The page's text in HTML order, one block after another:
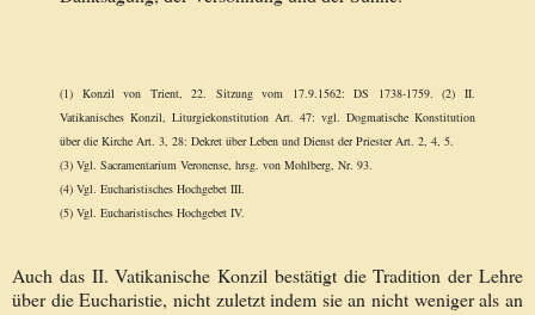
(1) Konzil von Trient, 22. Sitzung vom 17.9.1562: DS 1738-1759.(2) II.
Vatikanisches Konzil, Liturgiekonstitution Art. 47: vgl. Dogmatische Konstitution
über die Kirche Art. 3, 28: Dekret über Leben und Dienst der Priester Art. 2, 4, 5.
(3) Vgl. Sacramentarium Veronense, hrsg. von Mohlberg, Nr. 93.
(4) Vgl. Eucharistisches Hochgebet III.
(5) Vgl. Eucharistisches Hochgebet IV.
Auch das II. Vatikanische Konzil bestätigt die Tradition der Lehre
über die Eucharistie, nicht zuletzt indem sie an nicht weniger als an